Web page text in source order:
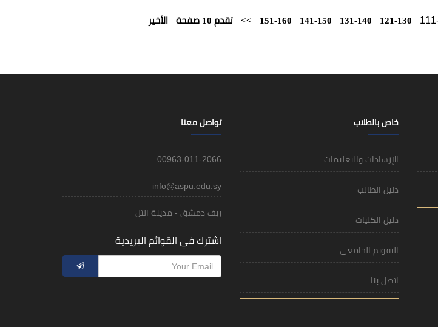
121-130
131-140
141-150
151-160
>> تقدم 10 صفحة الأخير
خاص بالطلاب
الإرشادات والتعليمات
دليل الطالب
دليل الكليات
التقويم الجامعي
اتصل بنا
تواصل معنا
00963-011-2066
info@aspu.edu.sy
ريف دمشق - مدينة التل
اشترك في القوائم البريدية